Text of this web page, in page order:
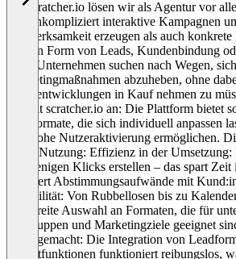
Mit scratcher.io lösen wir als Agentur vor
und unkompliziert interaktive Kampagnen
Aufmerksamkeit erzeugen als auch
etwa in Form von Leads, Kundenbindung
Viele Unternehmen suchen nach Wegen,
Marketingmaßnahmen abzuheben, ohne
Eigenentwicklungen in Kauf nehmen zu
wir mit scratcher.io an: Die Plattform bietet
Spielformate, die sich individuell anpassen
eine hohe Nutzeraktivierung ermöglichen.
in der Nutzung: Effizienz in der Umsetzung:
mit wenigen Klicks erstellen – das spart
reduziert Abstimmungsaufwände mit
Flexibilität: Von Rubbellosen bis zu
eine breite Auswahl an Formaten, die für
Zielgruppen und Marketingziele geeignet
leicht gemacht: Die Integration von
Exportfunktionen funktioniert reibungslos,